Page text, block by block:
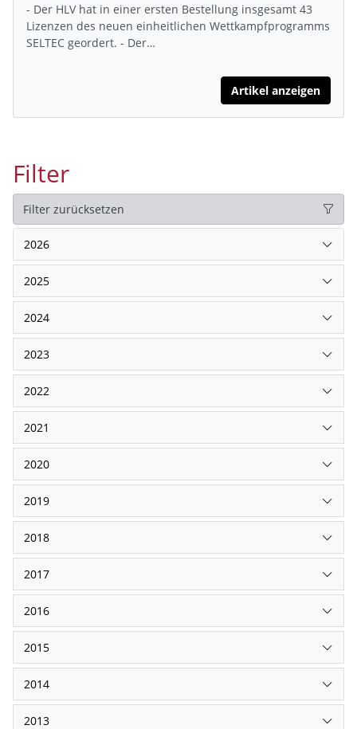
- Der HLV hat in einer ersten Bestellung insgesamt 43
Lizenzen des neuen einheitlichen Wettkampfprogramms
SELTEC geordert. - Der…
Artikel anzeigen
Filter
Filter zurücksetzen
2026
2025
2024
2023
2022
2021
2020
2019
2018
2017
2016
2015
2014
2013